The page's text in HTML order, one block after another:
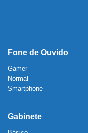
Fone de Ouvido
Gamer
Normal
Smartphone
Gabinete